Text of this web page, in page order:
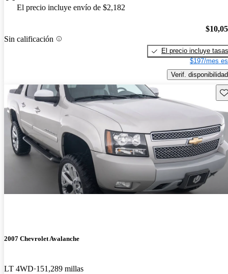
El precio incluye envío de $2,182
Sin calificación
El precio incluye tasas
$197/mes
Verif. disponibilidad
2007 Chevrolet Avalanche
LT 4WD 151,289 millas